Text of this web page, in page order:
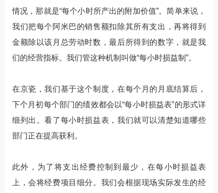
情况，那就是“每个小时所产出的附加价值”。简单来说，
我们把每个阿米巴的销售额扣除其所有支出，再将得到
金额除以该月总劳动时数，最后所得到的数字，就是我
们的经营指标。我们管这种机制叫做“每小时损益制”。
在京瓷，我们基于这个制度，在每个月的月底结算后，
下个月初每个部门的绩效都会以“每小时损益表”的形式详
细列出。看了每小时损益表，我们就可以清楚知道哪些
部门正在提高获利。
此外，为了将支出经费控制到最少，在每小时损益表
上，会将经费项目细分。我们会根据现场实际发生的经